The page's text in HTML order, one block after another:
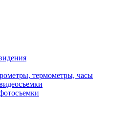
термометры, часы